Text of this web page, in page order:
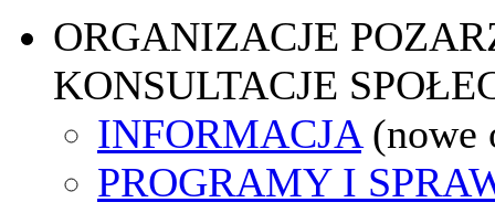
ORGANIZACJE
KONSULTACJE
INFORMACJA (nowe
PROGRAMY I